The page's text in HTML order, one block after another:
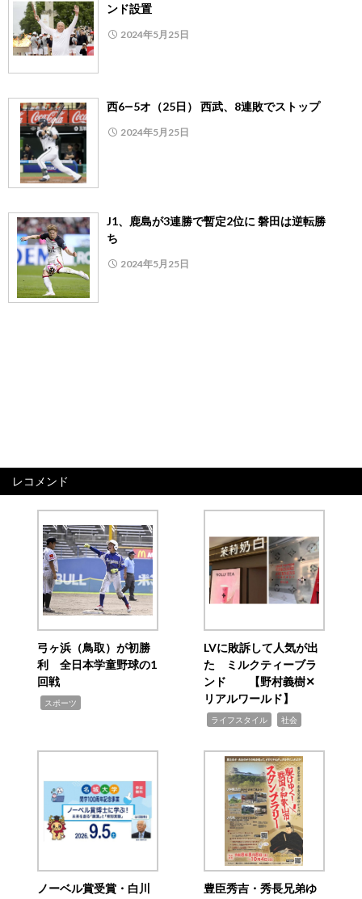
ンド設置
2024年5月25日
西6―5オ（25日） 西武、8連敗でストップ
2024年5月25日
J1、鹿島が3連勝で暫定2位に 磐田は逆転勝
ち
2024年5月25日
レコメンド
弓ヶ浜（鳥取）が初勝
利 全日本学童野球の1
回戦
スポーツ
LVに敗訴して人気が出
た ミルクティーブラ
ンド 【野村義樹✕
リアルワールド】
ライフスタイル 社会
ノーベル賞受賞・白川
豊臣秀吉・秀長兄弟ゆ